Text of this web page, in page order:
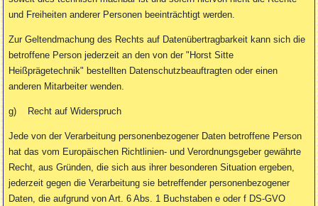
und Freiheiten anderer Personen beeinträchtigt werden.
Zur Geltendmachung des Rechts auf Datenübertragbarkeit kann sich die
betroffene Person jederzeit an den von der "Horst Sitte
Heißprägetechnik" bestellten Datenschutzbeauftragten oder einen
anderen Mitarbeiter wenden.
g) Recht auf Widerspruch
Jede von der Verarbeitung personenbezogener Daten betroffene Person
hat das vom Europäischen Richtlinien- und Verordnungsgeber gewährte
Recht, aus Gründen, die sich aus ihrer besonderen Situation ergeben,
jederzeit gegen die Verarbeitung sie betreffender personenbezogener
Daten, die aufgrund von Art. 6 Abs. 1 Buchstaben e oder f DS-GVO